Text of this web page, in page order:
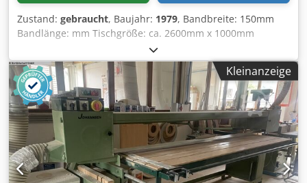
Zustand: gebraucht, Baujahr: 1979, Bandbreite: 150mm
Bandlänge: mm Tischgröße: ca. 2600mm x 1000mm
Absauganschluss: Motorleistung: 3kW Crjdpfx Aewm
Nrpeh Esf Maschinenlänge: Maschinenbreite: Gewicht:
900kg
Kleinanzeige